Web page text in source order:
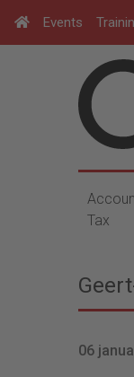
Events
Tax
06